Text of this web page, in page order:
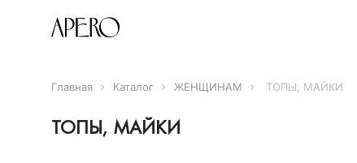
Главная Каталог ЖЕНЩИНАМ ТОПЫ, МАЙКИ
ТОПЫ, МАЙКИ